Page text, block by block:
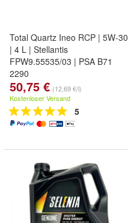
Total Quartz Ineo RCP | 5W-30
| 4 L | Stellantis
FPW9.55535/03 | PSA B71
2290
50,75 € (12,69 €/l)
Kostenloser Versand
5